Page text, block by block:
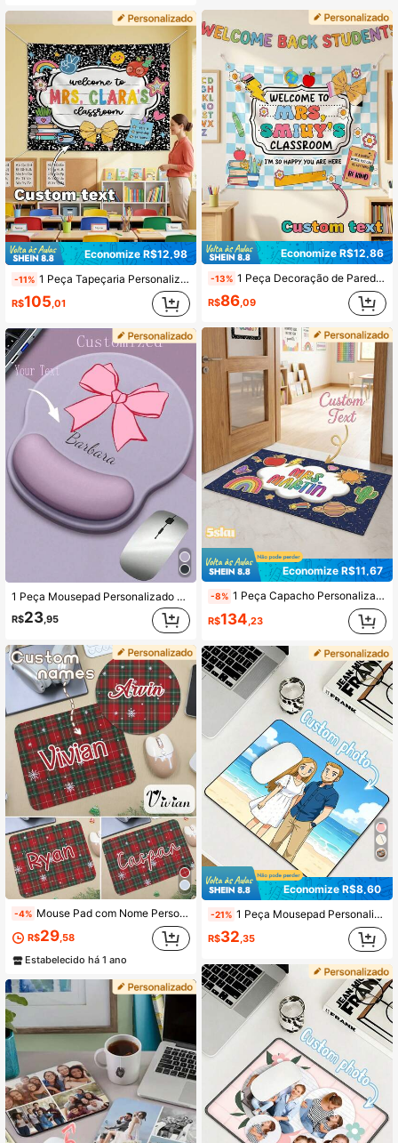
Economize R$12,98
-11% 1 Peça Tapeçaria Personalizada com Texto "Bem-vindo à Sala de Aula", Tapeçaria Personalizada com Nome do Professor, Presente de Volta às Aulas, Placa de Boas-vindas da Sala de Aula
R$105,01
1 Peça Mousepad Personalizado com Apoio de Pulso, Unissex, Tapete de Mouse de Borracha Antiderrapante, Espesso e Macio, Adequado para Escritório e Entretenimento, Também Pode Ser Usado como Tapete de Mesa e Apoio de Pulso, Essencial para a Temporada de Volta às Aulas
R$23,95
-4% Mouse Pad com Nome Personalizado, Mouse Pad Personalizado com Treliça Vermelha e Verde, Mouse Pad Gamer, Personalizado, Personalizável, Natal, Presentes de Natal, Festa de Natal, Quadrado/Redondo, Aniversário, Decoração de Sala de Estar, Presente de Aniversário, Decoração de Natal para Casa, Adequado para Pai, Mãe, Amigos, Colegas, Escritório
R$29,58
Estabelecido há 1 ano
Economize R$12,86
-13% 1 Peça Decoração de Parede Personalizada para Sala de Aula de Professor, Texto Personalizável, "Bem-vindo à Minha Sala de Aula" Tapeçaria de Parede, Bandeira de Parede com Bottom Xadrez, Decoração de Professor
R$86,09
Economize R$11,67
-8% 1 Peça Capacho Personalizado com Nome do Professor para Porta de Sala de Aula, Capacho de Entrada Personalizado com Estampa Fofa de Maçã e Arco-Íris da Escola, Presente Atencioso de Agradecimento ao Professor, Presente de Aniversário do Professor para Volta às Aulas
R$134 ,23
Economize R$8,60
-21% 1 Peça Mousepad Personalizado com Foto, Mousepad Personalizado, Mousepad Exclusivo DIY, Suprimentos de Escritório e Decoração de Desktop de Computador, Mousepad Gamer, Acessórios de Mesa de Escritório Personalizados com Foto, Acessórios de Escritório
R$32,35